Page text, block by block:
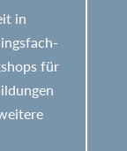
in
für